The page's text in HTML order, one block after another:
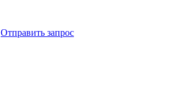
Отправить запрос